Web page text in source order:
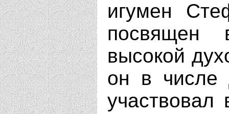
игумен
посвящен
высокой
он в числе
участвовал